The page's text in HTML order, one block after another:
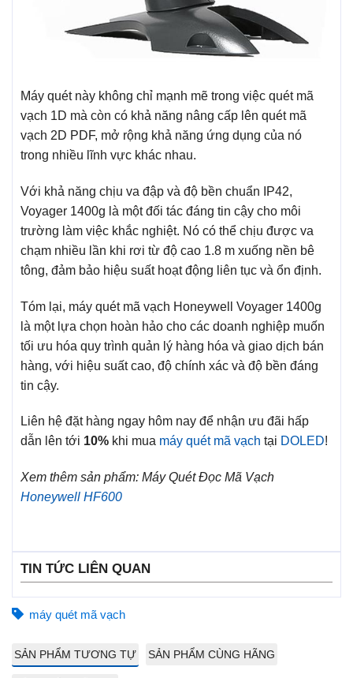
Máy quét này không chỉ mạnh mẽ trong việc quét mã
vạch 1D mà còn có khả năng nâng cấp lên quét mã
vạch 2D PDF, mở rộng khả năng ứng dụng của nó
trong nhiều lĩnh vực khác nhau.
Với khả năng chịu va đập và độ bền chuẩn IP42,
Voyager 1400g là một đối tác đáng tin cậy cho môi
trường làm việc khắc nghiệt. Nó có thể chịu được va
chạm nhiều lần khi rơi từ độ cao 1.8 m xuống nền bê
tông, đảm bảo hiệu suất hoạt động liên tục và ổn định.
Tóm lại, máy quét mã vạch Honeywell Voyager 1400g
là một lựa chọn hoàn hảo cho các doanh nghiệp muốn
tối ưu hóa quy trình quản lý hàng hóa và giao dịch bán
hàng, với hiệu suất cao, độ chính xác và độ bền đáng
tin cậy.
Liên hệ đặt hàng ngay hôm nay để nhận ưu đãi hấp
dẫn lên tới 10% khi mua máy quét mã vạch tại DOLED!
Xem thêm sản phẩm: Máy Quét Đọc Mã Vạch
Honeywell HF600
TIN TỨC LIÊN QUAN
máy quét mã vạch
SẢN PHẨM TƯƠNG TỰ SẢN PHẨM CÙNG HÃNG